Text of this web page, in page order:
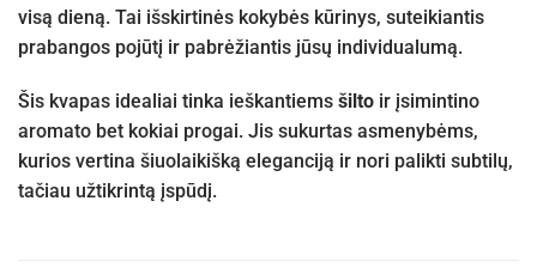
visą dieną. Tai išskirtinės kokybės kūrinys, suteikiantis
prabangos pojūtį ir pabrėžiantis jūsų individualumą.
Šis kvapas idealiai tinka ieškantiems šilto ir įsimintino
aromato bet kokiai progai. Jis sukurtas asmenybėms,
kurios vertina šiuolaikišką eleganciją ir nori palikti subtilų,
tačiau užtikrintą įspūdį.